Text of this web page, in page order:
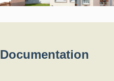
en
Documentation